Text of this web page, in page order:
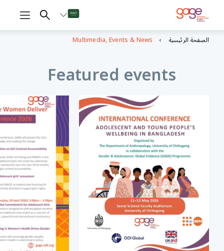
الصفحة الرئيسية Multimedia, Events & News
Featured events